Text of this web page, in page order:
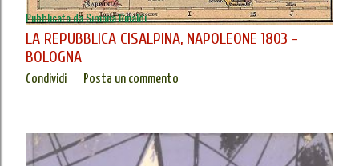
Pubblicato daSimona Rinaldi
LA REPUBBLICA CISALPINA, NAPOLEONE 1803 -
BOLOGNA
Condividi Posta un commento